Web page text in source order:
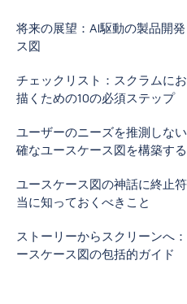
将来の展望：AI駆動の製品開
ス図
チェックリスト：スクラムに
描くための10の必須ステップ
ユーザーのニーズを推測しな
確なユースケース図を構築す
ユースケース図の神話に終止
当に知っておくべきこと
ストーリーからスクリーンへ
ースケース図の包括的ガイド